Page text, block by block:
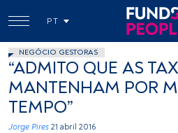
PT
NEGÓCIO GESTORAS
“ADMITO QUE AS
MANTENHAM POR
TEMPO”
Jorge Pires 21 abril 2016